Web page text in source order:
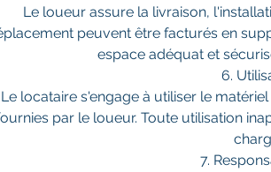
Le loueur assure la livraison,
peuvent être facturés en
espace adéquat et
6.
Le locataire s'engage à utiliser le
par le loueur. Toute utilisation
7.